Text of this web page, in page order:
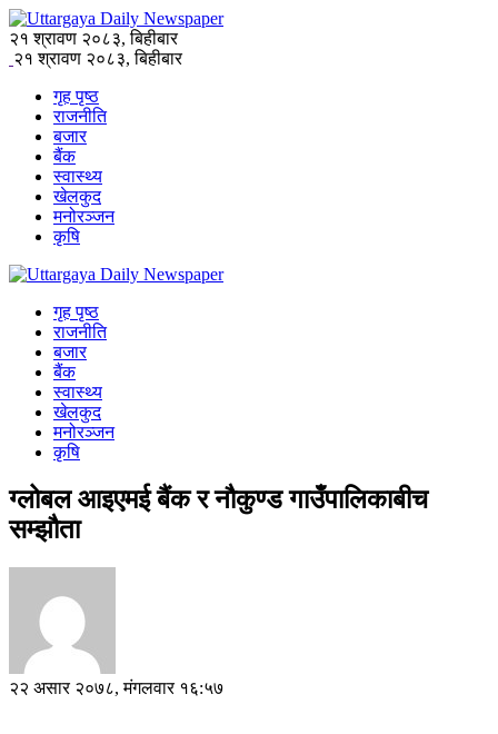
२१ श्रावण २०८३, बिहीबार
२१ श्रावण २०८३, बिहीबार
गृह पृष्ठ
राजनीति
बजार
बैंक
स्वास्थ्य
खेलकुद
मनोरञ्जन
कृषि
गृह पृष्ठ
राजनीति
बजार
बैंक
स्वास्थ्य
खेलकुद
मनोरञ्जन
कृषि
ग्लोबल आइएमई बैंक र नौकुण्ड गाउँपालिकाबीच
सम्झौता
२२ असार २०७८, मंगलवार १६:५७